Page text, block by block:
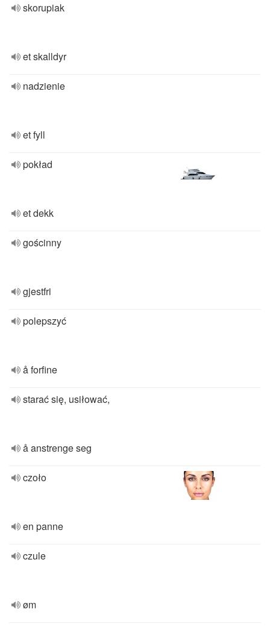
skorupiak
et skalldyr
nadzienie
et fyll
pokład
et dekk
gościnny
gjestfri
polepszyć
å forfine
starać się, usiłować,
å anstrenge seg
czoło
en panne
czule
øm